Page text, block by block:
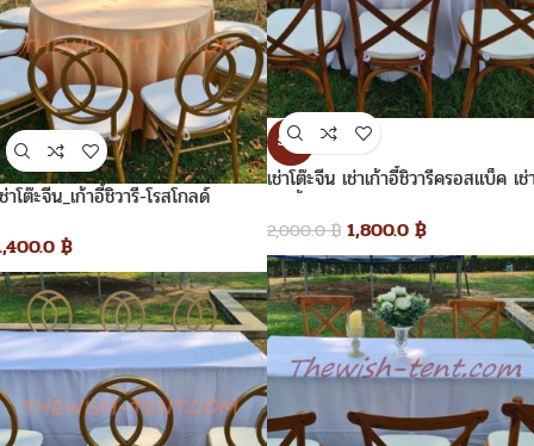
SALE
เช่าโต๊ะจีน เช่าเก้าอี้ชิวารีครอสแบ็ค เช่
2,000.0฿ 1,800.0 ฿
าโต๊ะจีน_เก้าอี้ชิวารี-โรสโกลด์
฿